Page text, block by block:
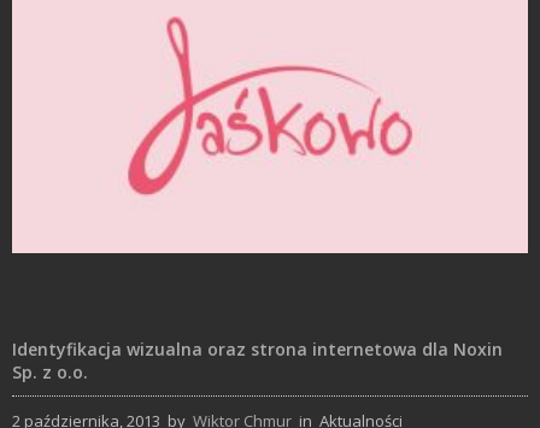
Identyfikacja wizualna oraz strona internetowa dla Noxin
Sp. z o.o.
2 października, 2013 by Wiktor Chmur in Aktualności